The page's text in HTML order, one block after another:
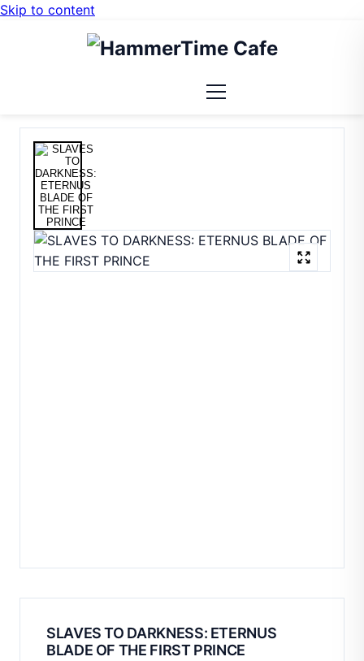
Skip to content
SLAVES TO DARKNESS: ETERNUS
BLADE OF THE FIRST PRINCE